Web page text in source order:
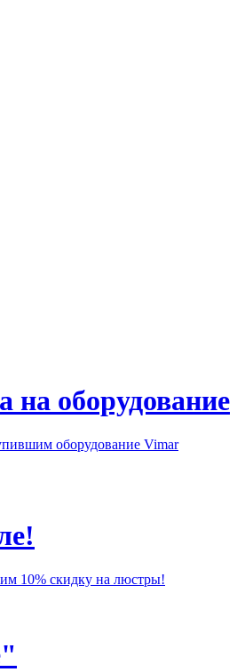
на оборудование
оборудование Vimar
10% скидку на люстры!